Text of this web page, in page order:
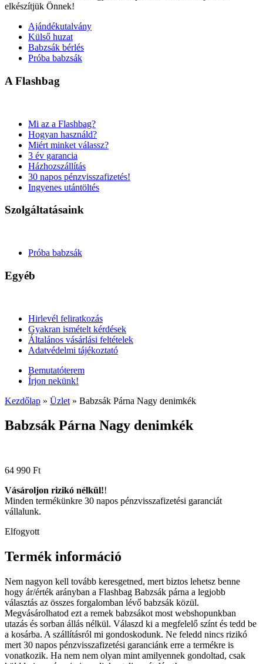
elkészítjük Önnek!
Ajándékutalvány
Külső huzat
Babzsák bérlés
Próba babzsák
A Flashbag
Mi az a Flashbag?
Hogyan használd?
Miért minket válassz?
3 év garancia
Házhozszállítás
30 napos pénzvisszafizetés!
Ingyenes utántöltés
Szolgáltatásaink
Próba babzsák
Egyéb
Hirlevél feliratkozás
Gyakran ismételt kérdések
Általános vásárlási feltételek
Adatvédelmi tájékoztató
Bemutatóterem
Írjon nekünk!
Kezdőlap » Üzlet » Babzsák Párna Nagy denimkék
Babzsák Párna Nagy denimkék
64 990 Ft
Vásároljon rizikó nélkül!!
Minden termékünkre 30 napos pénzvisszafizetési garanciát
vállalunk.
Elfogyott
Termék információ
Nem nagyon kell tovább keresgetned, mert biztos lehetsz benne
hogy ár/érték arányban a Flashbag Babzsák párna a legjobb
választás az összes forgalomban lévő babzsák közül.
Megvásárolhatod ezt a remek babzsákot most webshopunkban
utazás és sorban állás nélkül. Válaszd ki a megfelelő színt és tedd be
a kosárba. A szállításról mi gondoskodunk. Ne feledd nincs rizikó
mert 30 napos pénzvisszafizetési garanciánk erre a termékre is
vonatkozik. Ha nem nem olyan mint amilyennek gondoltad, csak